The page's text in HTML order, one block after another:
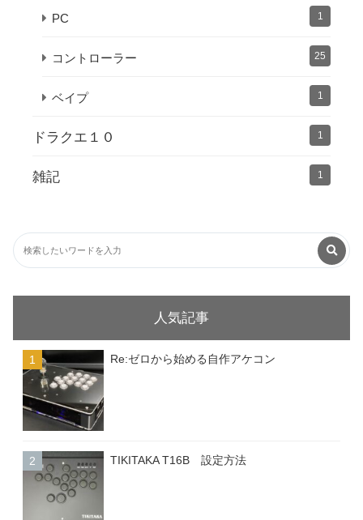
PC 1
コントローラー 25
ベイプ 1
ドラクエ１０ 1
雑記 1
人気記事
Re:ゼロから始める自作アケコン
TIKITAKA T16B 設定方法